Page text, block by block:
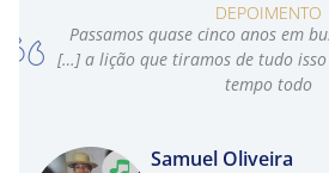
DEPOIMENTO
Passamos quase cinco anos em
[…] a lição que tiramos de tudo isso
tempo todo
Samuel Oliveira